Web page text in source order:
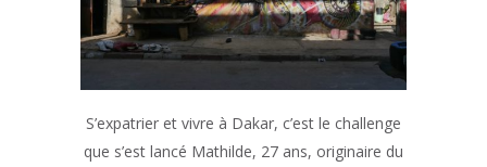
S’expatrier et vivre à Dakar, c’est le challenge
que s’est lancé Mathilde, 27 ans, originaire du